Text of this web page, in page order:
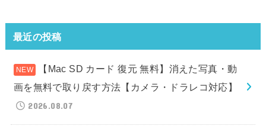
最近の投稿
【Mac SD カード 復元 無料】消えた写真・動
画を無料で取り戻す方法【カメラ・ドラレコ対応】
2026.08.07